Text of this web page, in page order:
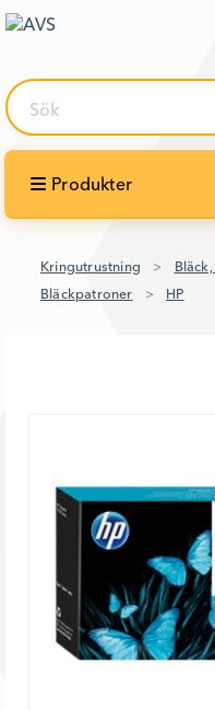
Sök
Produkter
Kringutrustning
Bläckpatroner
HP